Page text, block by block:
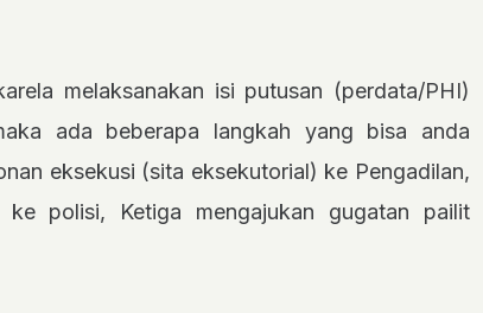
melaksanakan isi putusan (perdata/PHI)
ada beberapa langkah yang bisa anda
eksekusi (sita eksekutorial) ke Pengadilan,
ke polisi, Ketiga mengajukan gugatan pailit